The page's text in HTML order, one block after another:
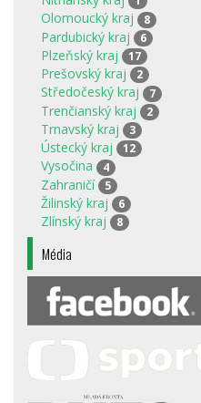
Olomoucký kraj 8
Pardubický kraj 6
Plzeňský kraj 17
Prešovský kraj 2
Středočeský kraj 7
Trenčianský kraj 2
Trnavský kraj 3
Ústecký kraj 12
Vysočina 4
Zahraničí 5
Žilinský kraj 6
Zlínský kraj 8
Média